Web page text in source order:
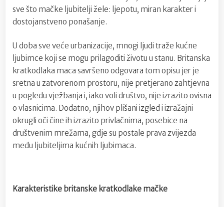
sve što mačke ljubitelji žele: ljepotu, miran karakter i
dostojanstveno ponašanje.
U doba sve veće urbanizacije, mnogi ljudi traže kućne
ljubimce koji se mogu prilagoditi životu u stanu. Britanska
kratkodlaka maca savršeno odgovara tom opisu jer je
sretna u zatvorenom prostoru, nije pretjerano zahtjevna
u pogledu vježbanja i, iako voli društvo, nije izrazito ovisna
o vlasnicima. Dodatno, njihov plišani izgled i izražajni
okrugli oči čine ih izrazito privlačnima, posebice na
društvenim mrežama, gdje su postale prava zvijezda
među ljubiteljima kućnih ljubimaca.
Karakteristike britanske kratkodlake mačke